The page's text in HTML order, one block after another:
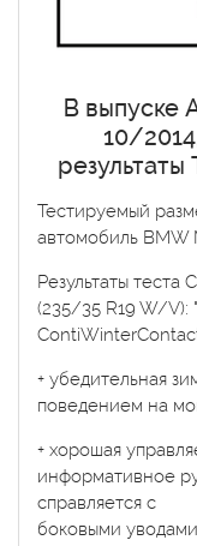
В выпуске
10/
Тестируемый
автомобиль BMW
Результаты
(235/35 R19 W/V):
+ убедительная
поведением на
+ хорошая
информативное
справляется с
боковыми уводами